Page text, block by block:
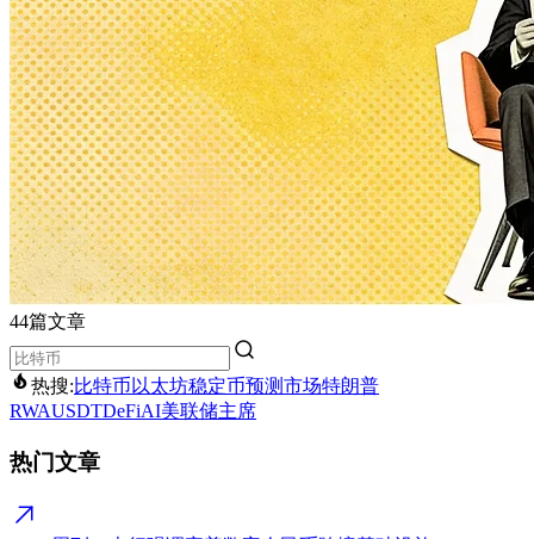
44篇文章
热搜:比特币 以太坊稳定币预测市场特朗普
RWAUSDTDeFiAI美联储主席
热门文章